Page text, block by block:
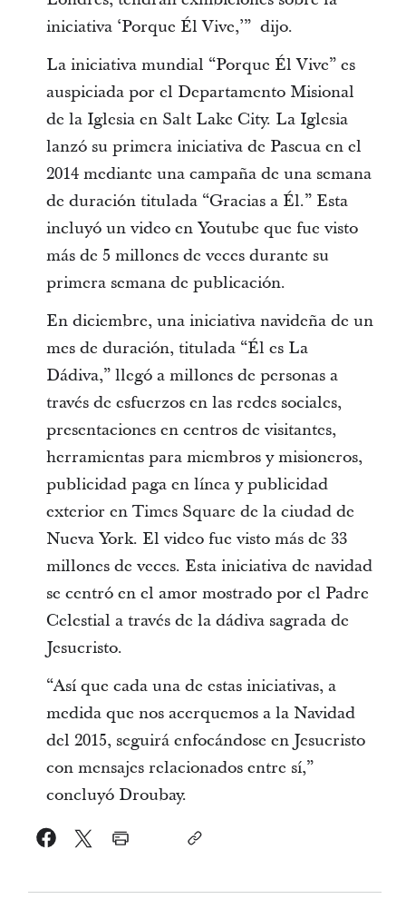
iniciativa ‘Porque Él Vive,’” dijo.
La iniciativa mundial “Porque Él Vive” es
auspiciada por el Departamento Misional
de la Iglesia en Salt Lake City. La Iglesia
lanzó su primera iniciativa de Pascua en el
2014 mediante una campaña de una semana
de duración titulada “Gracias a Él.” Esta
incluyó un video en Youtube que fue visto
más de 5 millones de veces durante su
primera semana de publicación.
En diciembre, una iniciativa navideña de un
mes de duración, titulada “Él es La
Dádiva,” llegó a millones de personas a
través de esfuerzos en las redes sociales,
presentaciones en centros de visitantes,
herramientas para miembros y misioneros,
publicidad paga en línea y publicidad
exterior en Times Square de la ciudad de
Nueva York. El video fue visto más de 33
millones de veces. Esta iniciativa de navidad
se centró en el amor mostrado por el Padre
Celestial a través de la dádiva sagrada de
Jesucristo.
“Así que cada una de estas iniciativas, a
medida que nos acerquemos a la Navidad
del 2015, seguirá enfocándose en Jesucristo
con mensajes relacionados entre sí,”
concluyó Droubay.